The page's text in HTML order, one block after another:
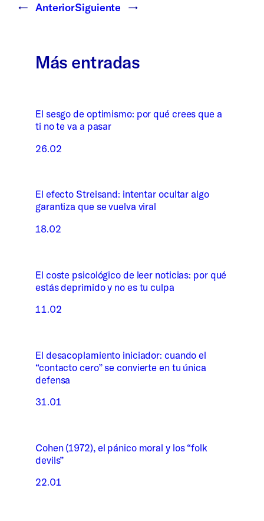
← AnteriorSiguiente →
Más entradas
El sesgo de optimismo: por qué crees que a
ti no te va a pasar
26.02
El efecto Streisand: intentar ocultar algo
garantiza que se vuelva viral
18.02
El coste psicológico de leer noticias: por qué
estás deprimido y no es tu culpa
11.02
El desacoplamiento iniciador: cuando el
“contacto cero” se convierte en tu única
defensa
31.01
Cohen (1972), el pánico moral y los “folk
devils”
22.01